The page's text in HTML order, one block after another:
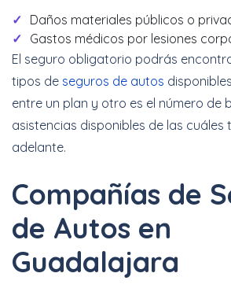
Daños materiales públicos o
Gastos médicos por lesiones
El seguro obligatorio podrás
tipos de seguros de autos
entre un plan y otro es el número de
asistencias disponibles de las cuáles
adelante.
Compañías de
de Autos en
Guadalajara